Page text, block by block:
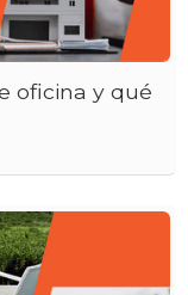
oficina y qué